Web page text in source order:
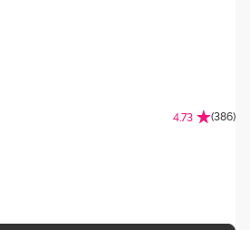
4.73 (386)